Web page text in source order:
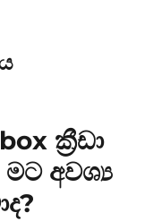
ක්‍රීඩා
අවශ්‍ය